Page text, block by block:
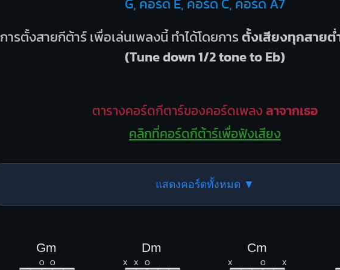
การตั้งสายกีต้าร์ เพื่อเล่นเพลงนี้ ทำได้โดยการตั้งเสียงทุกสายต่
(Tune down 1/2 tone to Eb)
ตารางคอร์ดกีตาร์ของคอร์ดเพลงลาจากเธอ
คลิกที่คอร์ดกีต้าร์เพื่อฟังเสียง
แสดงคอร์ดทั้งหมด ▼
Gm
O O
Dm
X X O
Cm
X O X